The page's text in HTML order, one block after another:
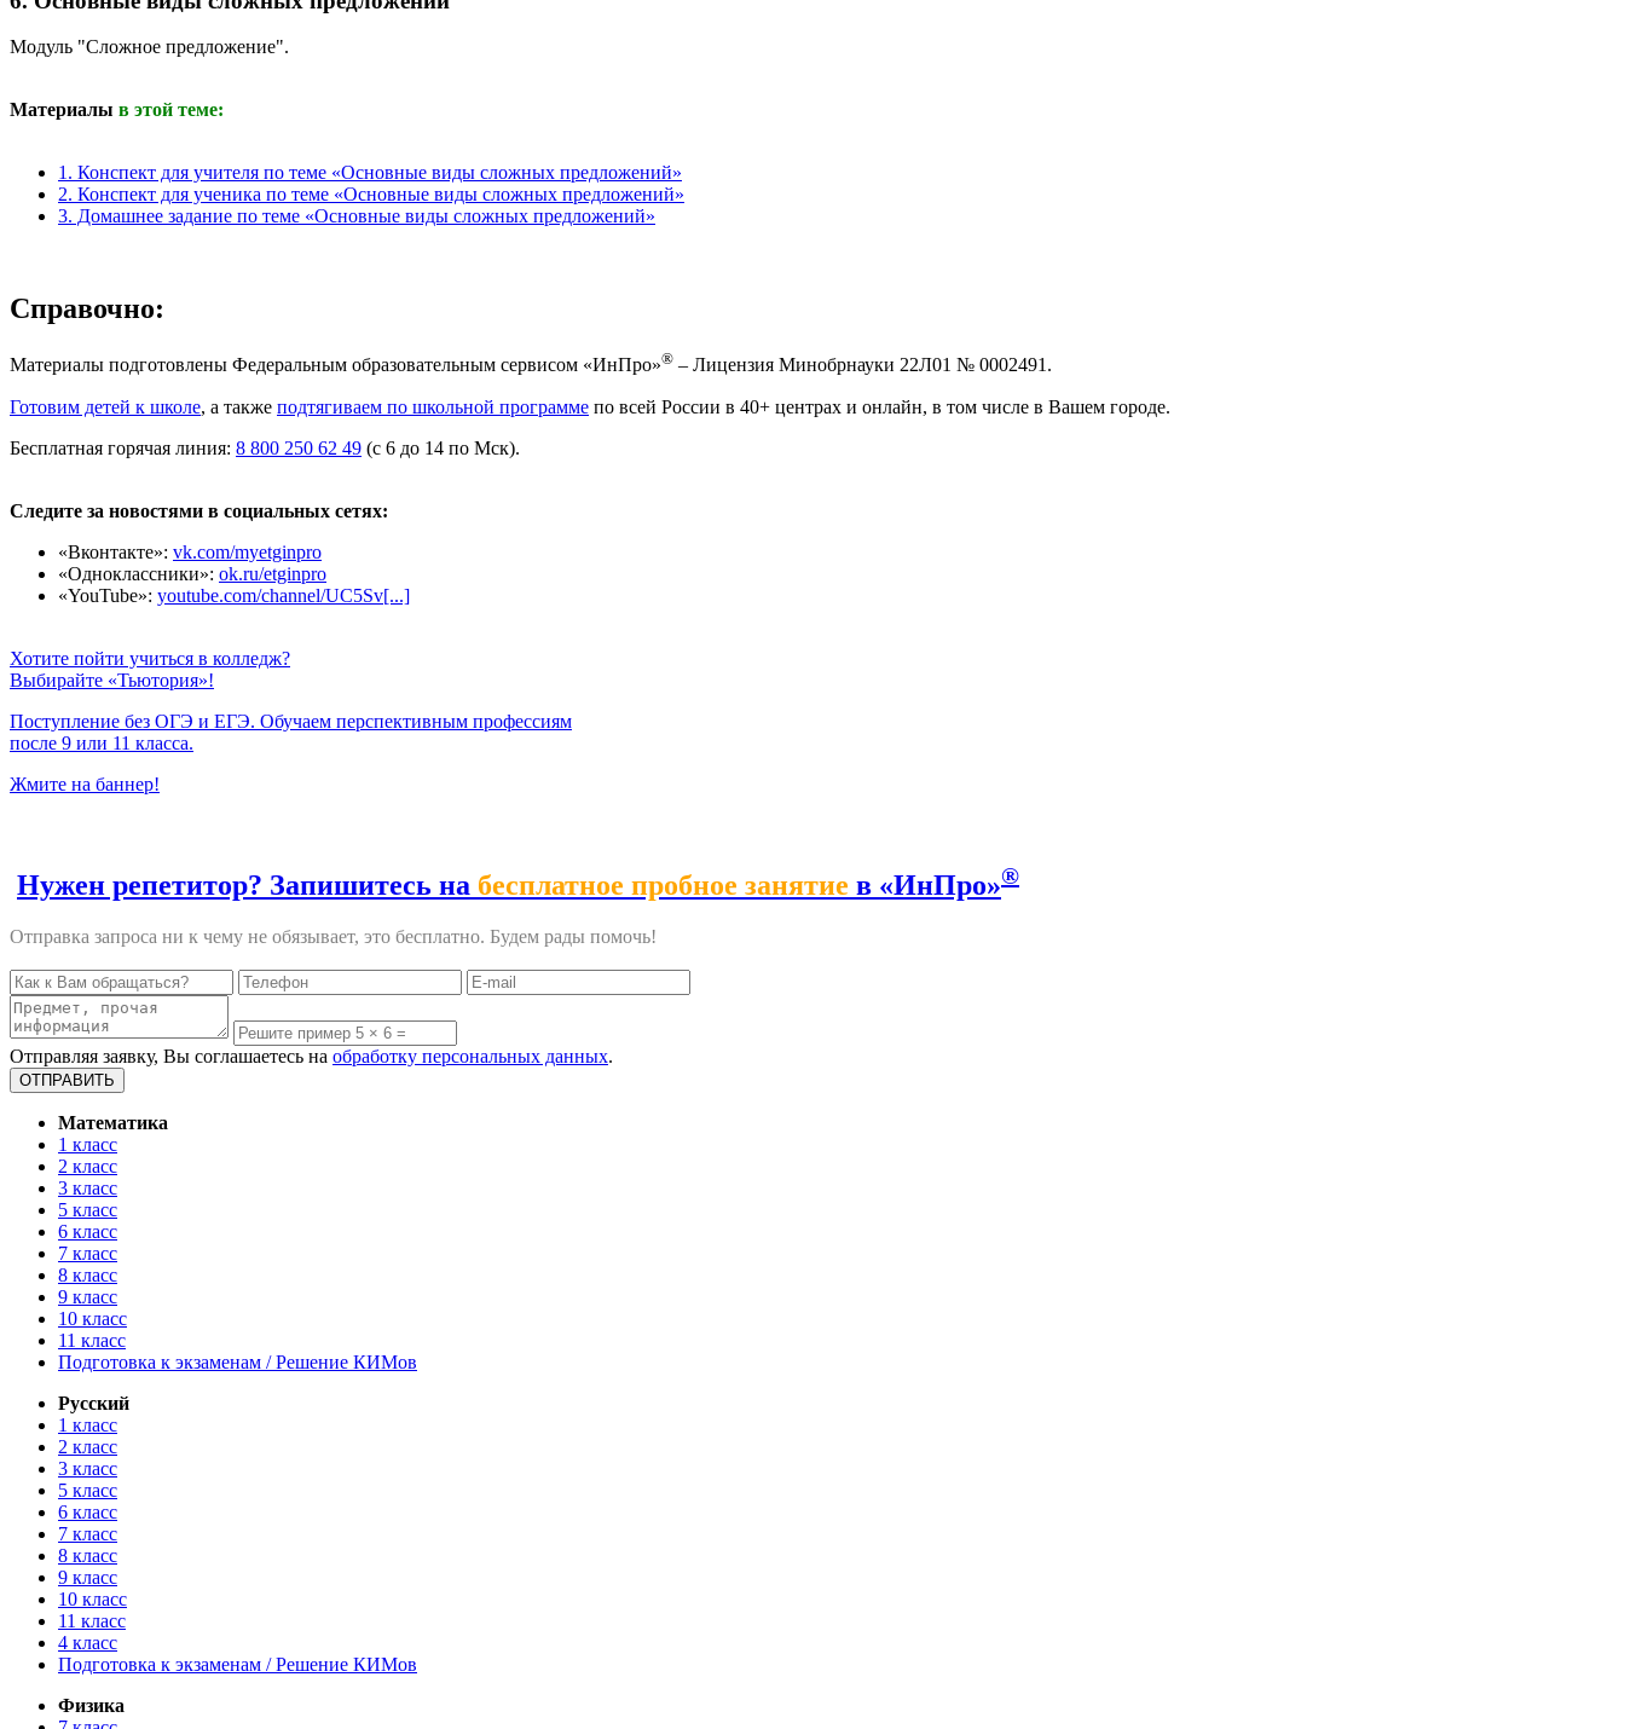
Модуль "Сложное предложение".
Материалы в этой теме:
1. Конспект для учителя по теме «Основные виды сложных предложений»
2. Конспект для ученика по теме «Основные виды сложных предложений»
3. Домашнее задание по теме «Основные виды сложных предложений»
Справочно:
Материалы подготовлены Федеральным образовательным сервисом «ИнПро»® – Лицензия Минобрнауки 22Л01 № 0002491.
Готовим детей к школе, а также подтягиваем по школьной программе по всей России в 40+ центрах и онлайн, в том числе в Вашем городе.
Бесплатная горячая линия: 8 800 250 62 49 (с 6 до 14 по Мск).
Следите за новостями в социальных сетях:
«Вконтакте»: vk.com/myetginpro
«Одноклассники»: ok.ru/etginpro
«YouTube»: youtube.com/channel/UC5Sv[...]
Хотите пойти учиться в колледж?
Выбирайте «Тьютория»!
Поступление без ОГЭ и ЕГЭ. Обучаем перспективным профессиям
после 9 или 11 класса.
Жмите на баннер!
Нужен репетитор? Запишитесь на бесплатное пробное занятие в «ИнПро»®
Отправка запроса ни к чему не обязывает, это бесплатно. Будем рады помочь!
Отправляя заявку, Вы соглашаетесь на обработку персональных данных.
Математика
1 класс
2 класс
3 класс
5 класс
6 класс
7 класс
8 класс
9 класс
10 класс
11 класс
Подготовка к экзаменам / Решение КИМов
Русский
1 класс
2 класс
3 класс
5 класс
6 класс
7 класс
8 класс
9 класс
10 класс
11 класс
4 класс
Подготовка к экзаменам / Решение КИМов
Физика